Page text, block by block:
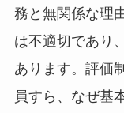
務と無関係な理
は不適切であり
あります。評価
員すら、なぜ基